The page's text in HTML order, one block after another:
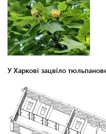
У Харкові зацвіло